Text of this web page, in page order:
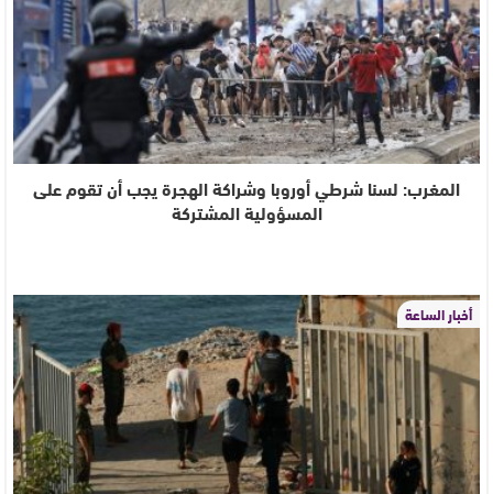
المغرب: لسنا شرطي أوروبا وشراكة الهجرة يجب أن تقوم على
المسؤولية المشتركة
أخبار الساعة